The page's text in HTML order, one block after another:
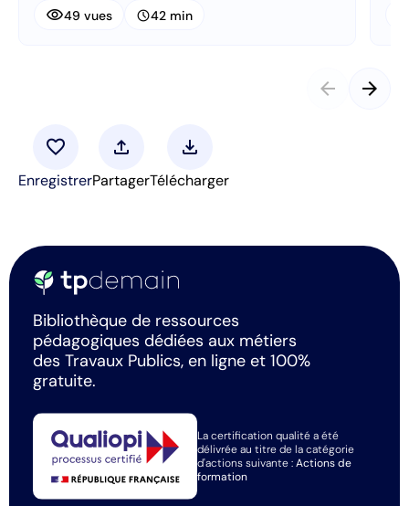
visibility49 vues schedule42 min
arrow_back arrow_forward
favorite
Enregistrer
upload
Partager
download
Télécharger
Bibliothèque de ressources
pédagogiques dédiées aux métiers
des Travaux Publics, en ligne et 100%
gratuite.
La certification qualité a été
délivrée au titre de la catégorie
d'actions suivante :Actions de
formation